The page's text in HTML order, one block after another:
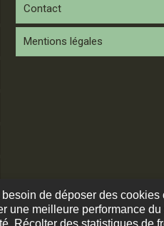
Contact
Mentions légales
de déposer des cookies
une meilleure performance du
Récolter des statistiques de